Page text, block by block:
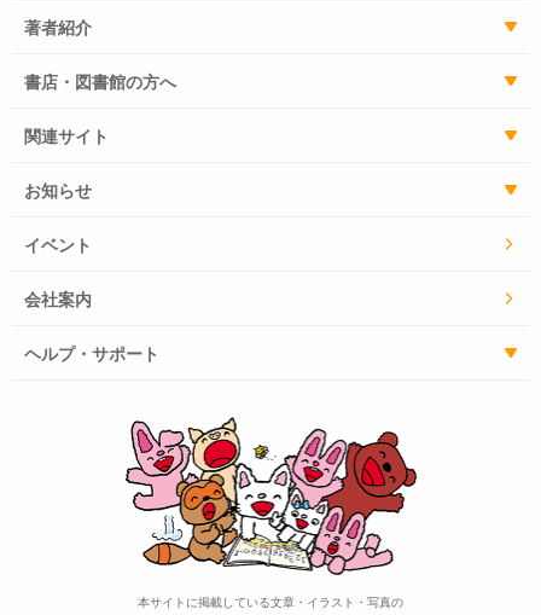
著者紹介
書店・図書館の方へ
関連サイト
お知らせ
イベント
会社案内
ヘルプ・サポート
本サイトに掲載している文章・イラスト・写真の